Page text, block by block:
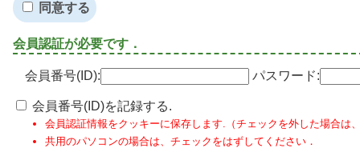
同意する
会員認証が必要です．
会員番号(ID): パスワード:
会員番号(ID)を記録する.
会員認証情報をクッキーに保存します.（チェックを外した場合は
共用のパソコンの場合は、チェックをはずしてください．